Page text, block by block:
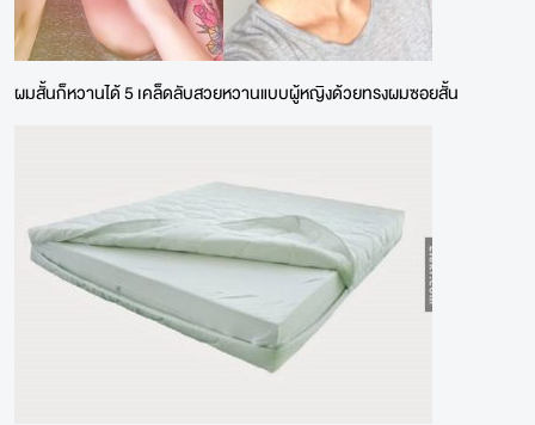
ผมสั้นก็หวานได้ 5 เคล็ดลับสวยหวานแบบผู้หญิงด้วยทรงผมซอยสั้น